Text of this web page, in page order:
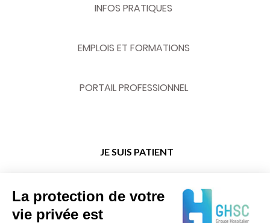
INFOS PRATIQUES
EMPLOIS ET FORMATIONS
PORTAIL PROFESSIONNEL
JE SUIS PATIENT
PRENDRE RENDEZ-VOUS
La protection de votre
vie privée est